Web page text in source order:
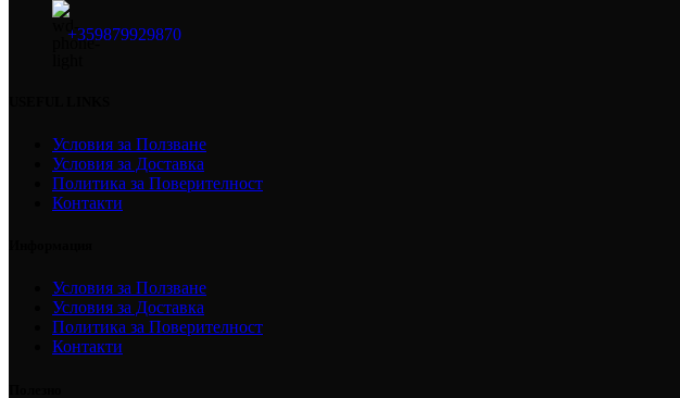
+359879929870
Условия за Ползване
Условия за Доставка
Политика за Поверителност
Контакти
Условия за Ползване
Условия за Доставка
Политика за Поверителност
Контакти